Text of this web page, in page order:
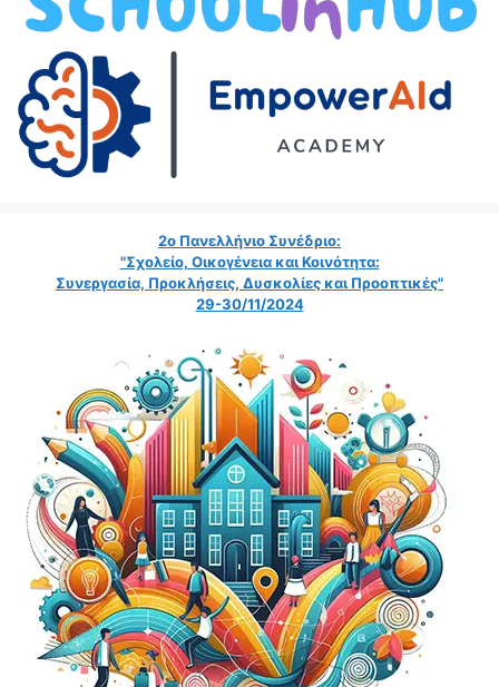
2ο Πανελλήνιο Συνέδριο:
"Σχολείο, Οικογένεια και Κοινότητα:
Συνεργασία, Προκλήσεις, Δυσκολίες και Προοπτικές"
29-30/11/2024